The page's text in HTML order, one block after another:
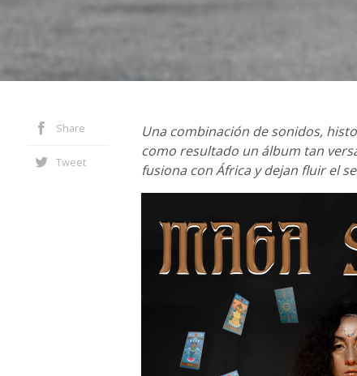
Share
Tweet
Una combinación de sonidos,
como resultado un álbum tan
fusiona con África y dejan fluir el